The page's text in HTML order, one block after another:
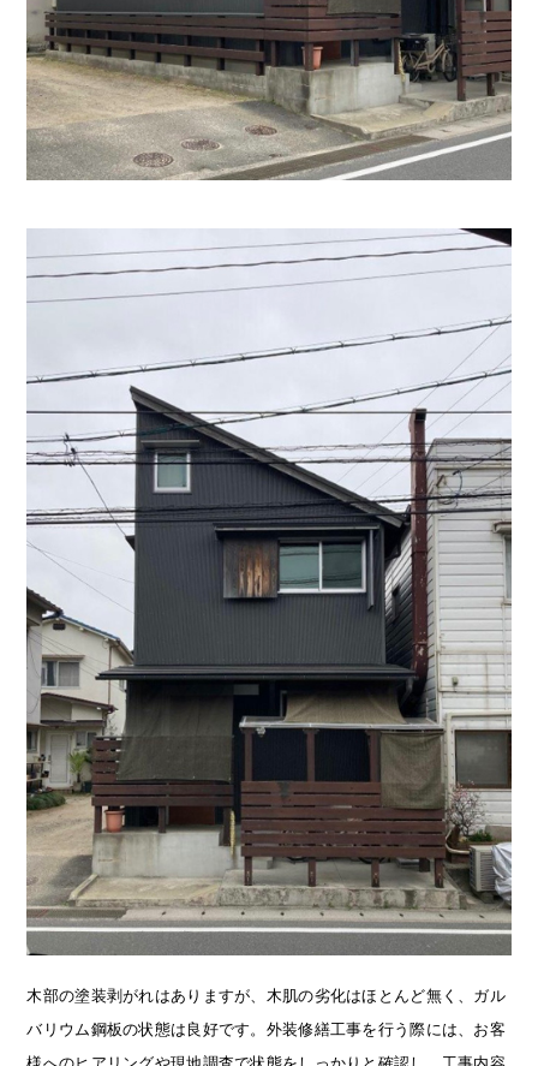
木部の塗装剥がれはありますが、木肌の劣化はほとんど無く、ガル
バリウム鋼板の状態は良好です。外装修繕工事を行う際には、お客